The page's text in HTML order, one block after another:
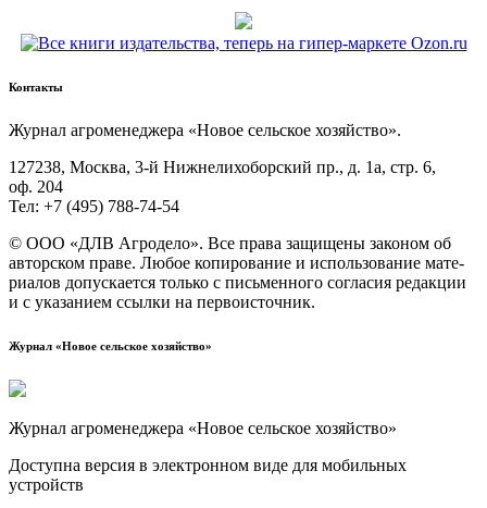
Контакты
Жур­нал агро­ме­не­дже­ра «Новое сель­ское хозяйство».
127238, Москва, 3‑й Ниж­не­ли­хо­бор­ский пр., д. 1а, стр. 6,
оф. 204
Тел: +7 (495) 788‑74‑54
© ООО «ДЛВ Агро­де­ло». Все пра­ва защи­ще­ны зако­ном об
автор­ском пра­ве. Любое копи­ро­ва­ние и исполь­зо­ва­ние мате­
ри­а­лов допус­ка­ет­ся толь­ко с пись­мен­но­го согла­сия редак­ции
и с ука­за­ни­ем ссыл­ки на первоисточник.
Журнал «Новое сельское хозяйство»
Журнал агроменеджера «Новое сельское хозяйство»
Доступна версия в электронном виде для мобильных
устройств